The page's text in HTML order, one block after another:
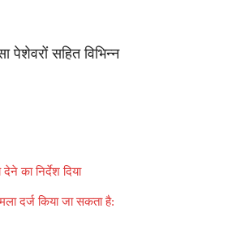
पेशेवरों सहित विभिन्न
का निर्देश दिया
दर्ज किया जा सकता है: